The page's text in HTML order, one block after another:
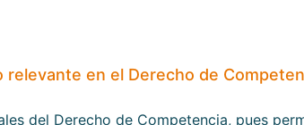
en el Derecho de
del Derecho de Competencia, pues